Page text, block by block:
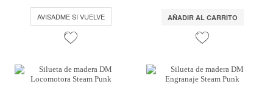
AVISADME SI VUELVE AÑADIR AL CARRITO